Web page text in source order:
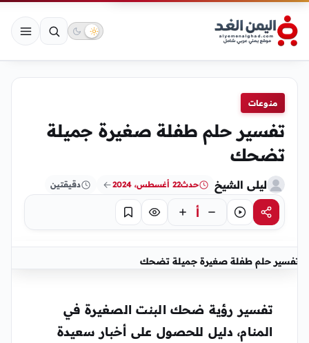
منوعات
تفسير حلم طفلة صغيرة جميلة
تضحك
ليلى الشيخ حدث22 أغسطس، 2024 دقيقتين
مشاركةاستماع أ تركيز حفظ
تفسير حلم طفلة صغيرة جميلة تضحك
تفسير رؤية ضحك البنت الصغيرة في
المنام، دليل للحصول على أخبار سعيدة